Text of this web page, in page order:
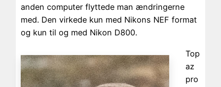
anden computer flyttede man ændringerne
med. Den virkede kun med Nikons NEF format
og kun til og med Nikon D800.
Top
az
pro